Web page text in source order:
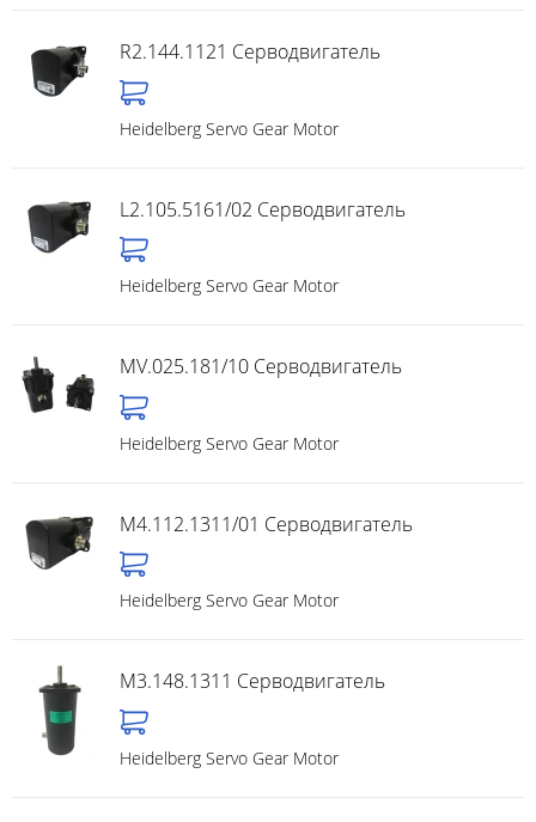
R2.144.1121 Серводвигатель
Heidelberg Servo Gear Motor
L2.105.5161/02 Серводвигатель
Heidelberg Servo Gear Motor
MV.025.181/10 Серводвигатель
Heidelberg Servo Gear Motor
M4.112.1311/01 Серводвигатель
Heidelberg Servo Gear Motor
M3.148.1311 Серводвигатель
Heidelberg Servo Gear Motor